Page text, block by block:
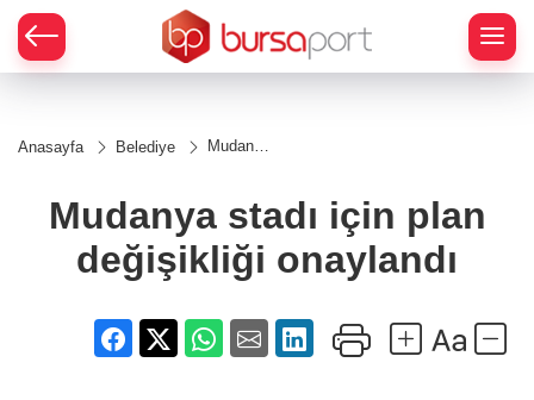
Anasayfa Belediye
Mudanya
değişikliği
onaylandı
Mudanya stadı için plan
değişikliği onaylandı